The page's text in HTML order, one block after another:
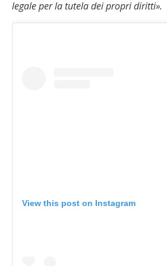
legale per la tutela dei propri diritti».
View this post on Instagram